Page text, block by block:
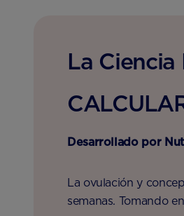
La Ciencia
Desarrollado por
La ovulación y
semanas. Tomando